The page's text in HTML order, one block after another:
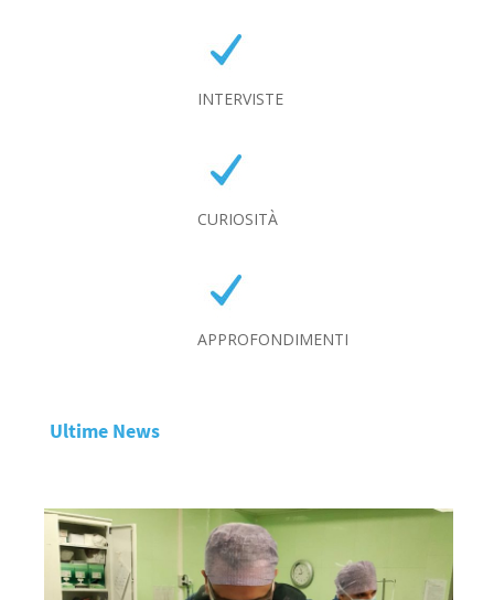
INTERVISTE
CURIOSITÀ
APPROFONDIMENTI
Ultime News